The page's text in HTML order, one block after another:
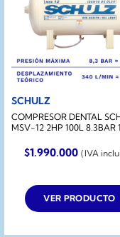
SCHULZ
COMPRESOR DENTAL
MSV-12 2HP 100L 8.3BAR
$1.990.000 (IVA
VER PRODUCTO